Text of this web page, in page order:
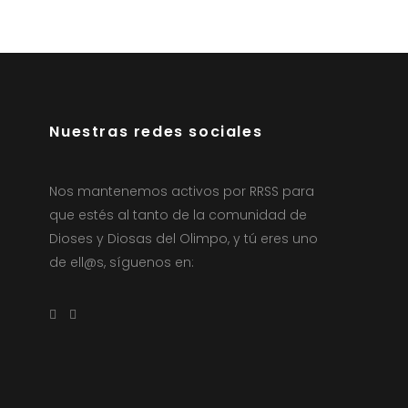
Nuestras redes sociales
Nos mantenemos activos por RRSS para
que estés al tanto de la comunidad de
Dioses y Diosas del Olimpo, y tú eres uno
de ell@s, síguenos en: